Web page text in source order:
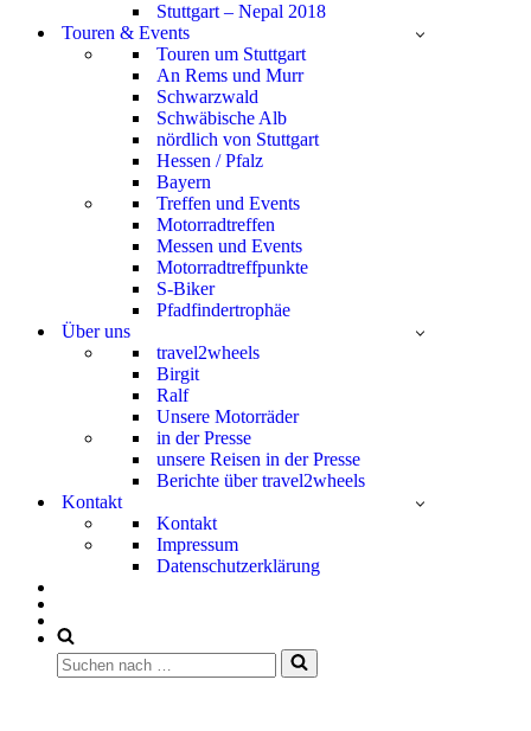
Stuttgart – Nepal 2018
Touren & Events
Touren um Stuttgart
An Rems und Murr
Schwarzwald
Schwäbische Alb
nördlich von Stuttgart
Hessen / Pfalz
Bayern
Treffen und Events
Motorradtreffen
Messen und Events
Motorradtreffpunkte
S-Biker
Pfadfindertrophäe
Über uns
travel2wheels
Birgit
Ralf
Unsere Motorräder
in der Presse
unsere Reisen in der Presse
Berichte über travel2wheels
Kontakt
Kontakt
Impressum
Datenschutzerklärung
Suchen
nach …